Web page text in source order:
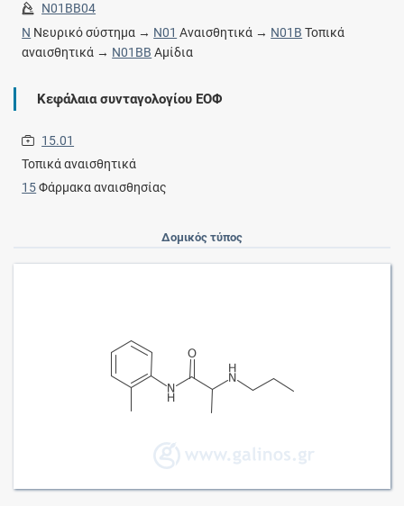
N01BB04
N Νευρικό σύστημα → N01 Αναισθητικά → N01B Τοπικά
αναισθητικά → N01BB Αμίδια
Κεφάλαια συνταγολογίου ΕΟΦ
15.01
Τοπικά αναισθητικά
15Φάρμακα αναισθησίας
Δομικός τύπος